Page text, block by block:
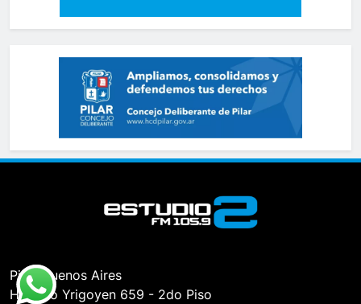
Pilar, Buenos Aires
Hipólito Yrigoyen 659 - 2do Piso